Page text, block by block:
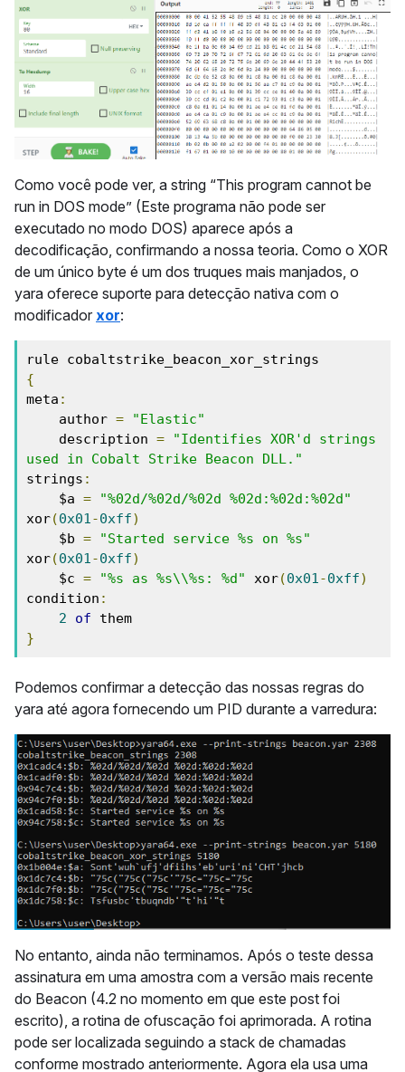
Como você pode ver, a string “This program cannot be
run in DOS mode” (Este programa não pode ser
executado no modo DOS) aparece após a
decodificação, confirmando a nossa teoria. Como o XOR
de um único byte é um dos truques mais manjados, o
yara oferece suporte para detecção nativa com o
modificador xor:
{
meta :
    author
=
"Elastic"
    description
=
"Identifies XOR'd strings
used in Cobalt Strike Beacon DLL."
strings :
    $a
=
"%02d/%02d/%02d %02d:%02d:%02d"
xor(0x01 -0xff)
    $b
=
"Started service %s on %s"
xor(0x01 -0xff)
    $c
= "%s as %s\\%s: %d" xor(0x01 -0xff)
condition :
2
of
}
Podemos confirmar a detecção das nossas regras do
yara até agora fornecendo um PID durante a varredura:
No entanto, ainda não terminamos. Após o teste dessa
assinatura em uma amostra com a versão mais recente
do Beacon (4.2 no momento em que este post foi
escrito), a rotina de ofuscação foi aprimorada. A rotina
pode ser localizada seguindo a stack de chamadas
conforme mostrado anteriormente. Agora ela usa uma